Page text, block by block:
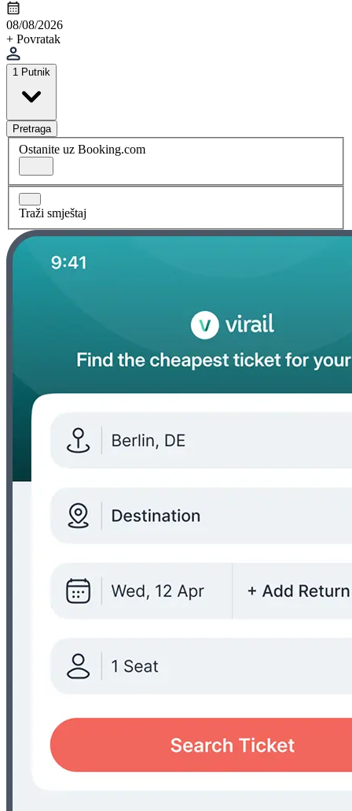
08/08/2026
+ Povratak
1 Putnik
Pretraga
Ostanite uz Booking.com
Traži smještaj